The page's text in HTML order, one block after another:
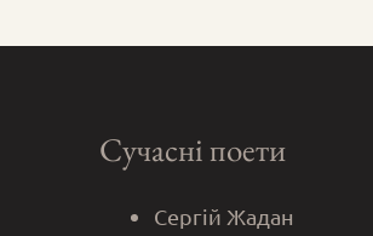
Сучасні поети
Сергій Жадан